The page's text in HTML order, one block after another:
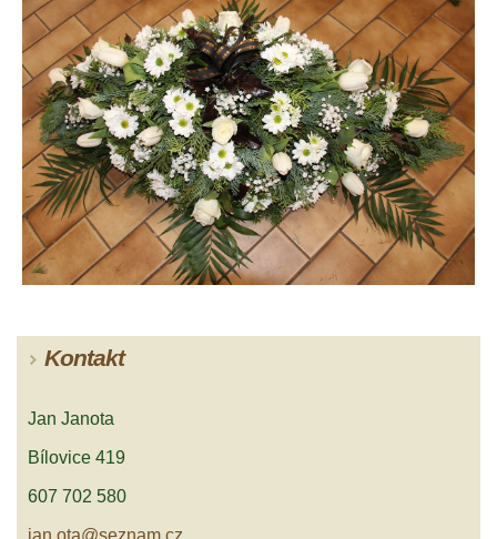
Kontakt
Jan Janota
Bílovice 419
607 702 580